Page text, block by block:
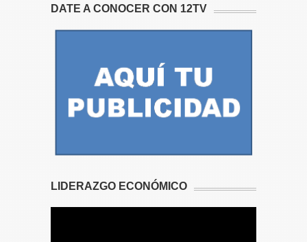
DATE A CONOCER CON 12TV
LIDERAZGO ECONÓMICO